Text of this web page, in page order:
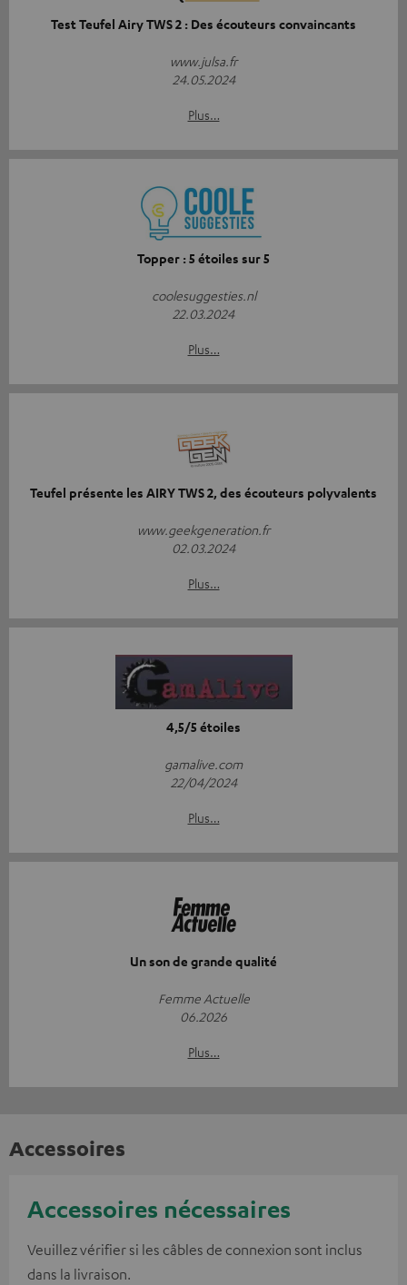
Test Teufel Airy TWS 2 : Des écouteurs convaincants
www.julsa.fr
24.05.2024
Plus…
Topper : 5 étoiles sur 5
coolesuggesties.nl
22.03.2024
Plus…
Teufel présente les AIRY TWS 2, des écouteurs polyvalents
www.geekgeneration.fr
02.03.2024
Plus…
4,5/5 étoiles
gamalive.com
22/04/2024
Plus…
Un son de grande qualité
Femme Actuelle
06.2026
Plus…
Accessoires
Accessoires nécessaires
Veuillez vérifier si les câbles de connexion sont inclus
dans la livraison.